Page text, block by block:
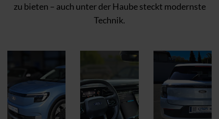
zu bieten – auch unter der Haube steckt modernste
Technik.